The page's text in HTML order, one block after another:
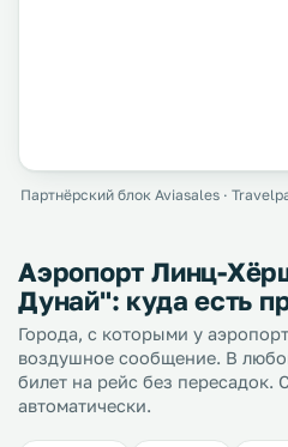
Партнёрский блок Aviasales ·
Аэропорт Линц-
Дунай": куда есть
Города, с которыми у
воздушное сообщение. В
билет на рейс без пересадок.
автоматически.